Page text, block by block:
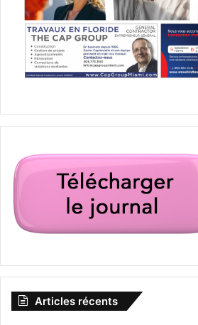
Articles récents